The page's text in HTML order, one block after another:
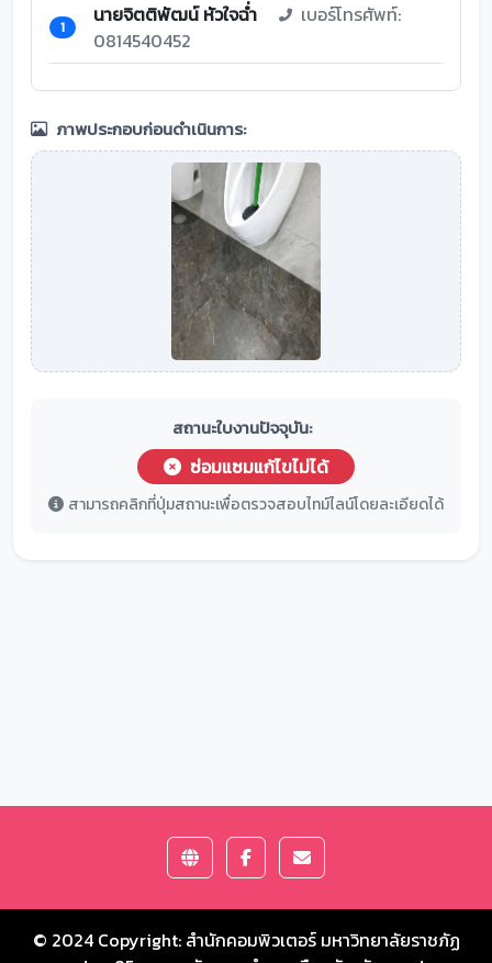
1 นายจิตติพัฒน์ หัวใจฉ่ำ
เบอร์โทรศัพท์:
0814540452
ภาพประกอบก่อนดำเนินการ:
สถานะใบงานปัจจุบัน:
ซ่อมแซมแก้ไขไม่ได้
สามารถคลิกที่ปุ่มสถานะเพื่อตรวจสอบไทม์ไลน์โดยละเอียดได้
© 2024 Copyright: สำนักคอมพิวเตอร์ มหาวิทยาลัยราชภัฏ